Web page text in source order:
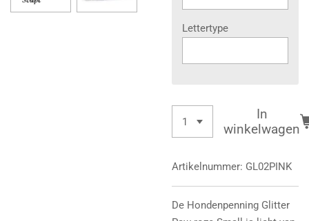
Lettertype
In
winkelwagen
Artikelnummer: GL02PINK
De Hondenpenning Glitter